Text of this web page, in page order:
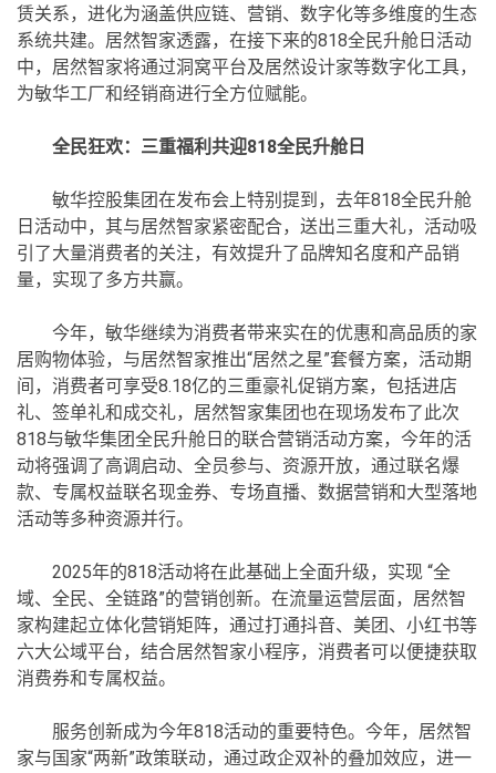
赁关系，进化为涵盖供应链、营销、数字化等多维度的生态
系统共建。居然智家透露，在接下来的818全民升舱日活动
中，居然智家将通过洞窝平台及居然设计家等数字化工具，
为敏华工厂和经销商进行全方位赋能。
全民狂欢：三重福利共迎818全民升舱日
敏华控股集团在发布会上特别提到，去年818全民升舱
日活动中，其与居然智家紧密配合，送出三重大礼，活动吸
引了大量消费者的关注，有效提升了品牌知名度和产品销
量，实现了多方共赢。
今年，敏华继续为消费者带来实在的优惠和高品质的家
居购物体验，与居然智家推出“居然之星”套餐方案，活动期
间，消费者可享受8.18亿的三重豪礼促销方案，包括进店
礼、签单礼和成交礼，居然智家集团也在现场发布了此次
818与敏华集团全民升舱日的联合营销活动方案，今年的活
动将强调了高调启动、全员参与、资源开放，通过联名爆
款、专属权益联名现金券、专场直播、数据营销和大型落地
活动等多种资源并行。
2025年的818活动将在此基础上全面升级，实现 “全
域、全民、全链路”的营销创新。在流量运营层面，居然智
家构建起立体化营销矩阵，通过打通抖音、美团、小红书等
六大公域平台，结合居然智家小程序，消费者可以便捷获取
消费券和专属权益。
服务创新成为今年818活动的重要特色。今年，居然智
家与国家“两新”政策联动，通过政企双补的叠加效应，进一